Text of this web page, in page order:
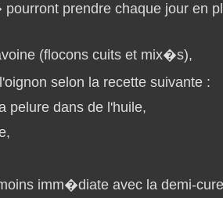
prendre chaque jour en
(flocons cuits et mix�s),
selon la recette suivante :
pelure dans de l'huile,
imm�diate avec la demi-